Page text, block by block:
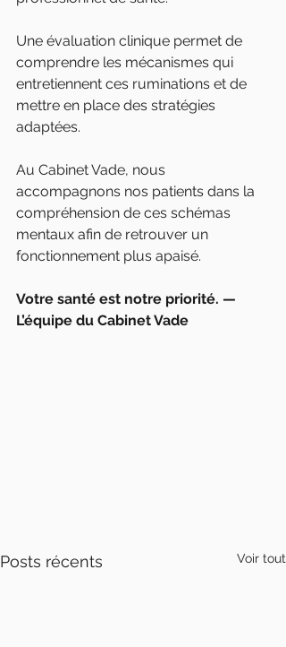
Une évaluation clinique permet de
comprendre les mécanismes qui
entretiennent ces ruminations et de
mettre en place des stratégies
adaptées.
Au Cabinet Vade, nous
accompagnons nos patients dans la
compréhension de ces schémas
mentaux afin de retrouver un
fonctionnement plus apaisé.
Votre santé est notre priorité. —
L’équipe du Cabinet Vade
Posts récents Voir tout